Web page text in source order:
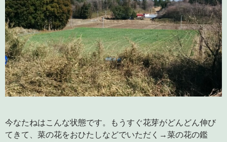
今なたねはこんな状態です。もうすぐ花芽がどんどん伸び
てきて、菜の花をおひたしなどでいただく→菜の花の鑑